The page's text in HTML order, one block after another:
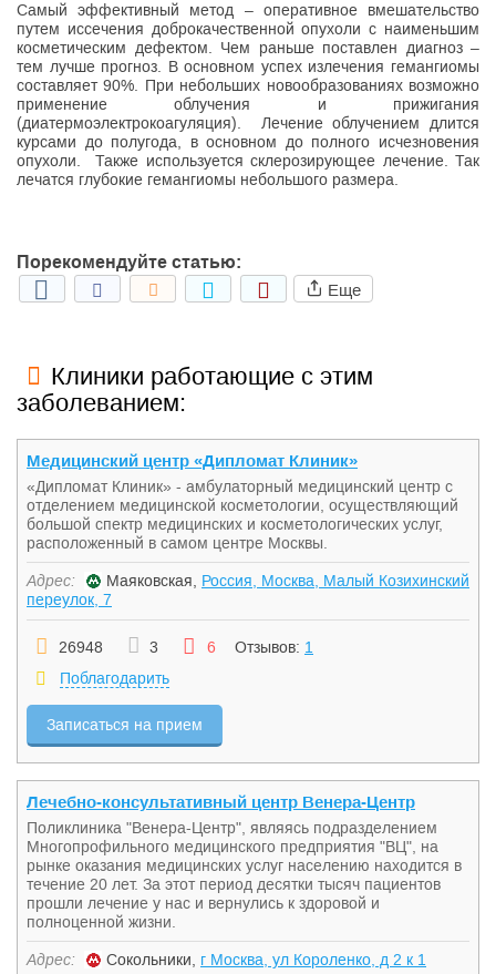
Самый эффективный метод – оперативное вмешательство
путем иссечения доброкачественной опухоли с наименьшим
косметическим дефектом. Чем раньше поставлен диагноз –
тем лучше прогноз. В основном успех излечения гемангиомы
составляет 90%. При небольших новообразованиях возможно
применение облучения и прижигания
(диатермоэлектрокоагуляция). Лечение облучением длится
курсами до полугода, в основном до полного исчезновения
опухоли. Также используется склерозирующее лечение. Так
лечатся глубокие гемангиомы небольшого размера.
Порекомендуйте статью:
Еще
Клиники работающие с этим
заболеванием:
Медицинский центр «Дипломат Клиник»
«Дипломат Клиник» - амбулаторный медицинский центр c
отделением медицинской косметологии, осуществляющий
большой спектр медицинских и косметологических услуг,
расположенный в самом центре Москвы.
Адрес: Маяковская, Россия, Москва, Малый Козихинский
переулок, 7
26948 3 6 Отзывов: 1
Поблагодарить
Записаться на прием
Лечебно-консультативный центр Венера-Центр
Поликлиника "Венера-Центр", являясь подразделением
Многопрофильного медицинского предприятия "ВЦ", на
рынке оказания медицинских услуг населению находится в
течение 20 лет. За этот период десятки тысяч пациентов
прошли лечение у нас и вернулись к здоровой и
полноценной жизни.
Адрес: Сокольники, г Москва, ул Короленко, д 2 к 1